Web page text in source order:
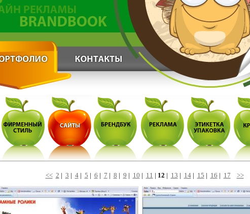
<< 2 | 3 | 4| 5 | 6 | 7 | 8 | 9 | 10 | 11 | 12 | 13 | 14| 15 | 16 | 17 >>